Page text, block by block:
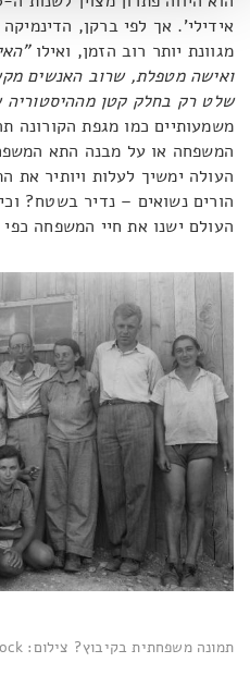
אידילי'. אך לפי ברקן,
מגוונת יותר רוב הזמן, ואילו
ואישה מטפלת, שרוב האנשים
שלט רק בחלק קטן מההיסטוריה
משמעותיים כמו מגפת הקורונה
המשפחה או על מבנה התא
העולה ימשיך לעלות ויותיר את
הורים נשואים – נדיר בשטח?
העולם ישנו את חיי המשפחה
תמונה משפחתית בקיבוץ? צילום: Everett Collection / Shutterstock